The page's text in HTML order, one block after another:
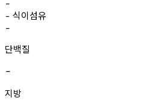
-
- 식이섬유
-
단백질
-
지방